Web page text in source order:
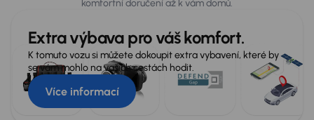
ABS
Airbag
Asistent rozjezdu do kopce
ASR
komfortní doručení až k vám domů.
Extra výbava pro váš komfort.
K tomuto vozu si můžete dokoupit extra vybavení, které by
se vám mohlo na vašich cestách hodit.
Více informací